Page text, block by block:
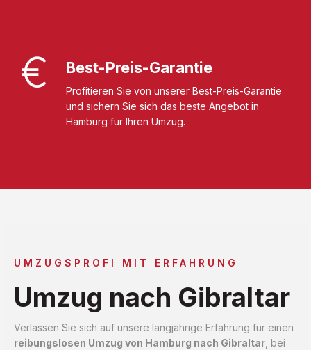
Best-Preis-Garantie
Profitieren Sie von unserer Best-Preis-Garantie
und sichern Sie sich das beste Angebot in
Hamburg für Ihren Umzug.
UMZUGSPROFI MIT ERFAHRUNG
Umzug nach Gibraltar
Verlassen Sie sich auf unsere langjährige Erfahrung für einen
reibungslosen Umzug von Hamburg nach Gibraltar , bei